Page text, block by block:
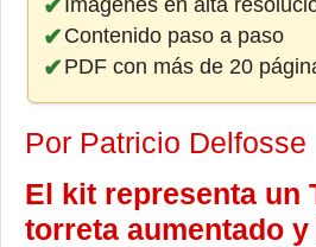
Imágenes en alta
Contenido paso a paso
PDF con más de 20
Por Patricio Delfosse
El kit representa un
torreta aumentado